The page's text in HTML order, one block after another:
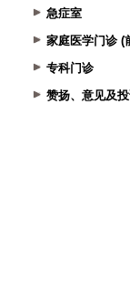
急症室
家庭医学门诊 (
专科门诊
赞扬、意见及